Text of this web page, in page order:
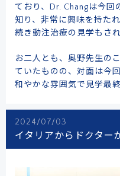
ており、Dr. Changは今
知り、非常に興味を持た
続き動注治療の見学もされ
お二人とも、奥野先生の
ていたものの、対面は今
和やかな雰囲気で見学最
2024/07/03
イタリアからドクター